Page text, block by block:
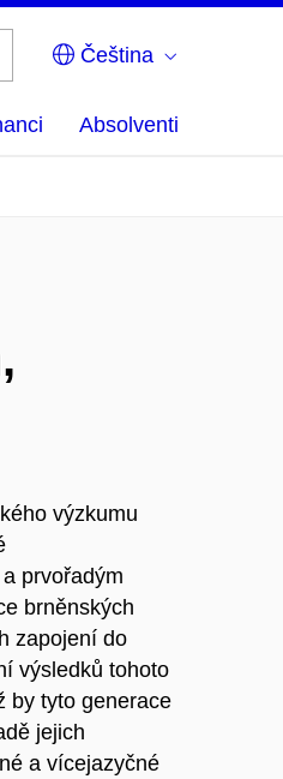
Čeština
Absolventi
výzkumu
prvořadým
brněnských
zapojení do
výsledků tohoto
by tyto generace
jejich
a vícejazyčné